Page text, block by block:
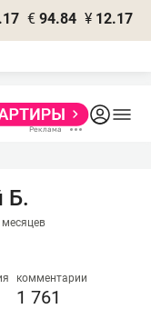
€ 94.84 ¥ 12.17
Б.
месяцев
комментарии
1 761